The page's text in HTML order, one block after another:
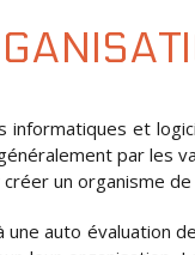
et
par les
un organisme
auto évaluation